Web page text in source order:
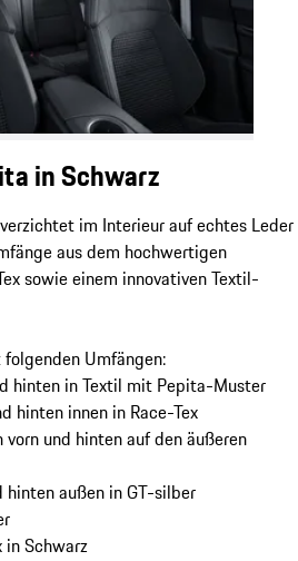
in Schwarz
im Interieur auf echtes Leder
aus dem hochwertigen
sowie einem innovativen Textil-
Umfängen:
hinten in Textil mit Pepita-Muster
hinten innen in Race-Tex
und hinten auf den äußeren
außen in GT-silber
in Schwarz